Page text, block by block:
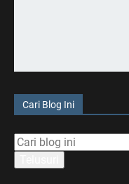
Cari Blog Ini